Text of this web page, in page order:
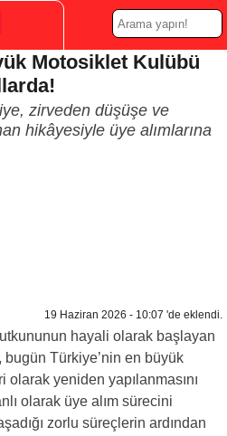
▼
Motosiklet Kulübü
zirveden düşüşe ve
hikâyesiyle üye alımlarına
19 Haziran 2026 - 10:07 'de eklendi.
hayali olarak başlayan
Türkiye’nin en büyük
yeniden yapılanmasını
olarak üye alım sürecini
zorlu süreçlerin ardından